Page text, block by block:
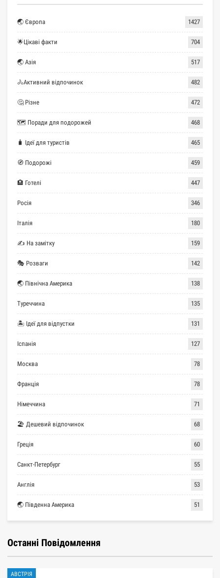
🌏 Європа 1427
🌟Цікаві факти 704
🌏 Азія 517
🚴Активний відпочинок 482
🤔 Різне 472
🗺 Поради для подорожей 468
🧳 Ідеї для туристів 465
🧭 Подорожі 459
🏨 Готелі 447
Росія 346
Італія 180
✍ На замітку 159
🎭 Розваги 142
🌏 Північна Америка 138
Туреччина 135
🏝 Ідеї для відпустки 131
Іспанія 127
Москва 78
Франція 78
Німеччина 71
🏖 Дешевий відпочинок 68
Греція 60
Санкт-Петербург 55
Англія 53
🌏 Південна Америка 51
Останні Повідомлення
АВСТРІЯ